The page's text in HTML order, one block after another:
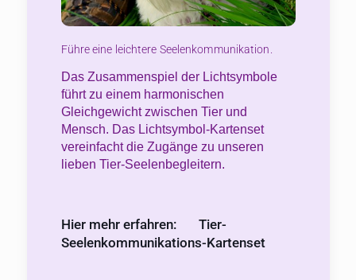
Führe eine leichtere Seelenkommunikation.
Das Zusammenspiel der Lichtsymbole
führt zu einem harmonischen
Gleichgewicht zwischen Tier und
Mensch. Das Lichtsymbol-Kartenset
vereinfacht die Zugänge zu unseren
lieben Tier-Seelenbegleitern.
Hier mehr erfahren: Tier-
Seelenkommunikations-Kartenset